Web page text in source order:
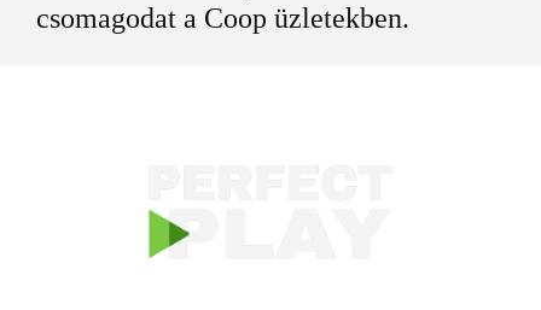
csomagodat a Coop üzletekben.